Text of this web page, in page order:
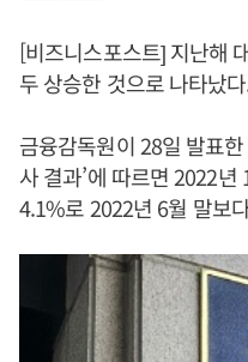
[비즈니스포스트] 지난해
두 상승한 것으로 나타났
금융감독원이 28일 발표
사 결과’에 따르면 2022
4.1%로 2022년 6월 말보